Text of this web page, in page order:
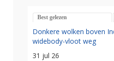
Best gelezen
Donkere wolken boven
widebody-vloot weg
31 jul 26